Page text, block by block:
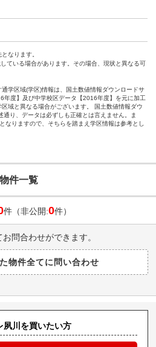
なります。
ている場合があります。その場合、現状と異なる可
学区域(学区)情報は、国土数値情報ダウンロードサ
年度】及び中学校区データ【2016年度】を元に加工
域と異なる場合がございます。 国土数値情報ダウ
り、データは必ずしも正確とは言えません。ま
なりますので、そちらを踏まえ学区情報は参考とし
件一覧
件（非公開:0件）
問合わせができます。
夙川を買いたい方